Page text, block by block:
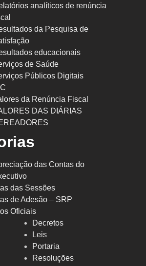
analíticos de renúncia
da Pesquisa de
educacionais
de Saúde
Públicos Digitais
da Renúncia Fiscal
DAS DIÁRIAS
das Contas do
das Sessões
de Adesão – SRP
Oficiais
Decretos
Leis
Portaria
Resoluções